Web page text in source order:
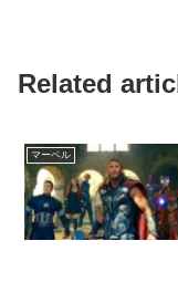
Related
マーベル